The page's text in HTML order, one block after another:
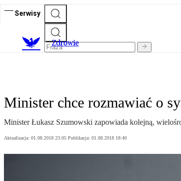
Serwisy
Zdrowie
Minister chce rozmawiać o
Minister Łukasz Szumowski zapowiada kolejną,
Aktualizacja: 01.08.2018 23:05 Publikacja: 01.08.2018 18:40